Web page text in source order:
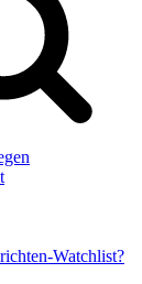
Watchlist?